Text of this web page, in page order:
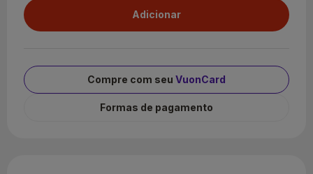
Compre com seu VuonCard
Formas de pagamento